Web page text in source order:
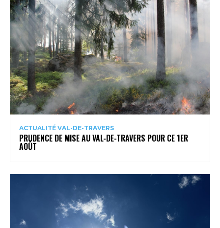
ACTUALITÉ VAL-DE-TRAVERS
PRUDENCE DE MISE AU VAL-DE-TRAVERS POUR CE 1ER
AOÛT